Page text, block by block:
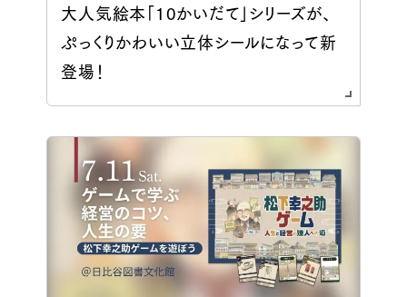
大人気絵本「10かいだて」シリーズが、
ぷっくりかわいい立体シールになって新
登場！